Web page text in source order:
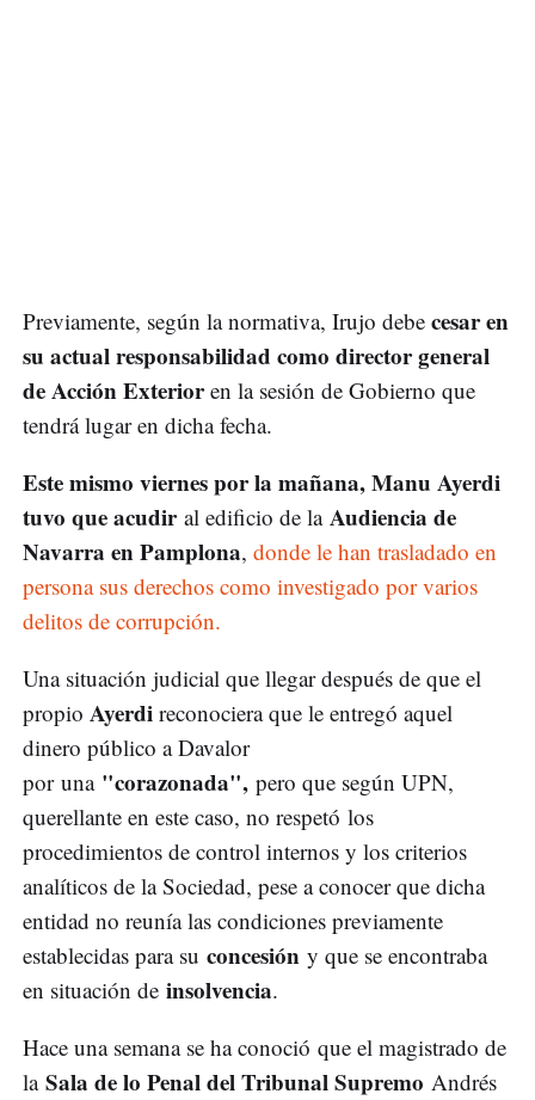
Previamente, según la normativa, Irujo debe cesar en
su actual responsabilidad como director general
de Acción Exterioren la sesión de Gobierno que
tendrá lugar en dicha fecha.
Este mismo viernes por la mañana, Manu Ayerdi
tuvo que acudir al edificio de la Audiencia de
Navarra en Pamplona, donde le han trasladado en
persona sus derechos como investigado por varios
delitos de corrupción.
Una situación judicial que llegar después de que el
propio Ayerdi reconociera que le entregó aquel
dinero público a Davalor
por una "corazonada", pero que según UPN,
querellante en este caso, no respetó los
procedimientos de control internos y los criterios
analíticos de la Sociedad, pese a conocer que dicha
entidad no reunía las condiciones previamente
establecidas para su concesión y que se encontraba
en situación de insolvencia.
Hace una semana se ha conoció que el magistrado de
la Sala de lo Penal del Tribunal Supremo Andrés